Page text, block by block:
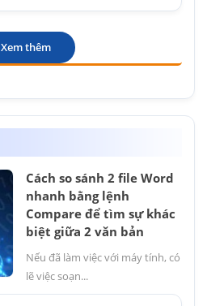
Xem thêm
Cách so sánh 2 file Word
nhanh bằng lệnh
Compare để tìm sự khác
biệt giữa 2 văn bản
Nếu đã làm việc với máy tính, có
lẽ việc soạn...